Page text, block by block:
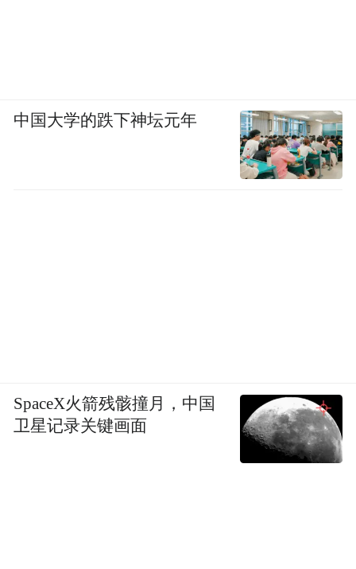
中国大学的跌下神坛元年
SpaceX火箭残骸撞月，中国
卫星记录关键画面